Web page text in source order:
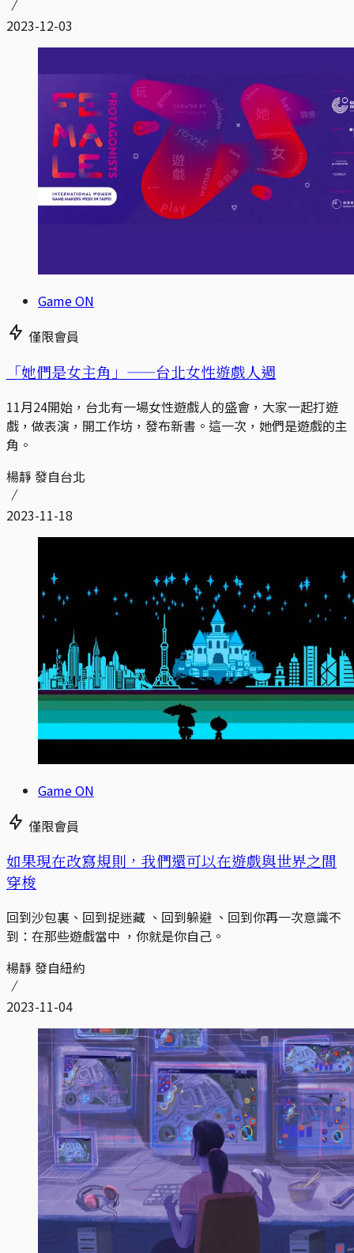
2023-12-03
Game ON
僅限會員
「她們是女主角」——台北女性遊戲人週
11月24開始，台北有一場女性遊戲人的盛會，大家一起打遊
戲，做表演，開工作坊，發布新書。這一次，她們是遊戲的主
角。
楊靜 發自台北
2023-11-18
Game ON
僅限會員
如果現在改寫規則，我們還可以在遊戲與世界之間
穿梭
回到沙包裏、回到捉迷藏 、回到躲避 、回到你再一次意識不
到：在那些遊戲當中 ，你就是你自己。
楊靜 發自紐約
2023-11-04